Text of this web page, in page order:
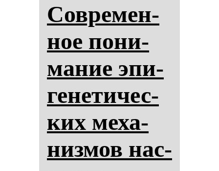
Сов­ре­мен­
ное по­ни­
ма­ние эпи­
ге­не­ти­чес­
ких ме­ха­
низ­мов нас­